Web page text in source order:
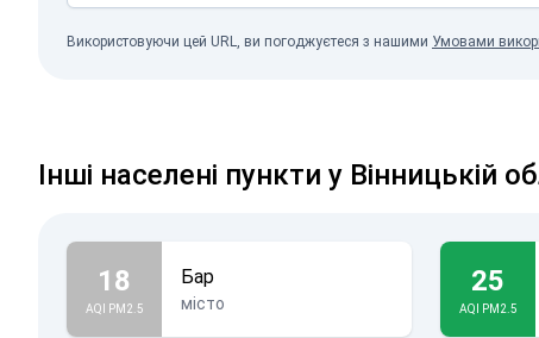
Використовуючи цей URL, ви погоджуєтеся з нашими Умовами
Інші населені пункти у Вінницькій
18
AQI PM2.5
Бар
місто
25
AQI PM2.5